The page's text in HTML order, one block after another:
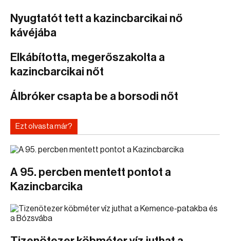
Nyugtatót tett a kazincbarcikai nő
kávéjába
Elkábította, megerőszakolta a
kazincbarcikai nőt
Álbróker csapta be a borsodi nőt
Ezt olvasta már?
A 95. percben mentett pontot a
Kazincbarcika